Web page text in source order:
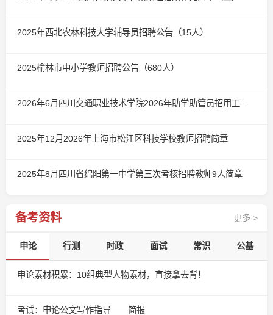
2025年西北农林科技大学辅导员招聘公告（15人）
2025榆林市中小学教师招聘公告（680人）
2025年12月2026年上海市松江区科技学校教师招聘简章
2025年8月四川省绵阳第一中学第三次考核招聘教师9人简章
备考资料 更多 >
申论 行测 时政 面试 常识 公基
申论素材积累：10组典型人物素材，直接拿去背！
考试：申论公文写作指导——简报